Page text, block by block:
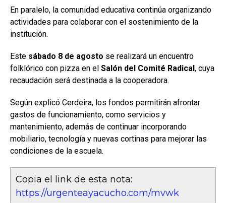
En paralelo, la comunidad educativa continúa organizando
actividades para colaborar con el sostenimiento de la
institución.
Este sábado 8 de agosto se realizará un encuentro
folklórico con pizza en el Salón del Comité Radical, cuya
recaudación será destinada a la cooperadora.
Según explicó Cerdeira, los fondos permitirán afrontar
gastos de funcionamiento, como servicios y
mantenimiento, además de continuar incorporando
mobiliario, tecnología y nuevas cortinas para mejorar las
condiciones de la escuela.
Copia el link de esta nota:
https://urgenteayacucho.com/mvwk